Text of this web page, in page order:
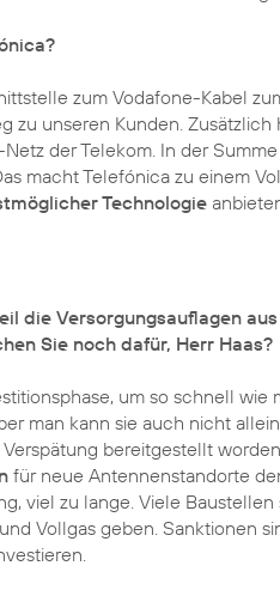
zum Vodafone-Kabel
zu unseren Kunden.
der Telekom. In der
macht Telefónica zu einem
Technologie
die Versorgungsauflagen
Sie noch dafür, Herr Haas?
um so schnell
man kann sie auch nicht
bereitgestellt
für neue Antennenstandorte
viel zu lange. Viele
Vollgas geben. Sanktionen